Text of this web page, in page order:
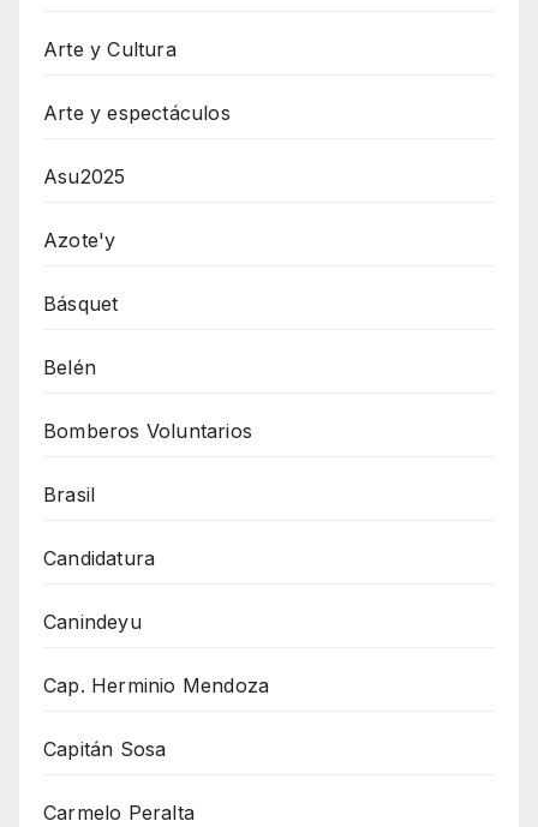
Arte y Cultura
Arte y espectáculos
Asu2025
Azote'y
Básquet
Belén
Bomberos Voluntarios
Brasil
Candidatura
Canindeyu
Cap. Herminio Mendoza
Capitán Sosa
Carmelo Peralta